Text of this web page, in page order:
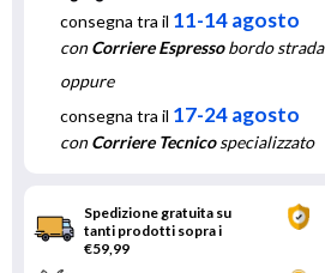
consegna tra il 11-14 agosto
conCorriere Espressobordo strada
oppure
consegna tra il 17-24 agosto
conCorriere Tecnicospecializzato
Spedizione gratuita su
tanti prodotti sopra i
€59,99